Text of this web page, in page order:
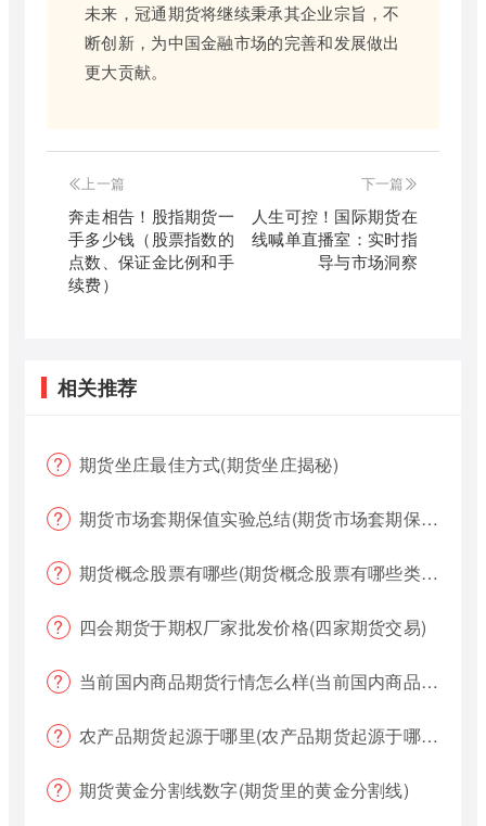
未来，冠通期货将继续秉承其企业宗旨，不
断创新，为中国金融市场的完善和发展做出
更大贡献。
上一篇
奔走相告！股指期货一
手多少钱（股票指数的
点数、保证金比例和手
续费）
下一篇
人生可控！国际期货在
线喊单直播室：实时指
导与市场洞察
相关推荐
期货坐庄最佳方式(期货坐庄揭秘)
期货市场套期保值实验总结(期货市场套期保值实验总结报告)
期货概念股票有哪些(期货概念股票有哪些类型)
四会期货于期权厂家批发价格(四家期货交易)
当前国内商品期货行情怎么样(当前国内商品期货行情怎么样了)
农产品期货起源于哪里(农产品期货起源于哪里的)
期货黄金分割线数字(期货里的黄金分割线)